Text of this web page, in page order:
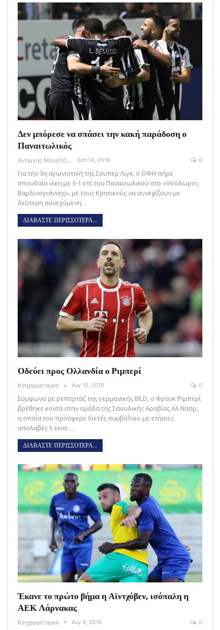
Δεν μπόρεσε να σπάσει την κακή παράδοση ο
Παναιτωλικός
Αντώνης Μουστάκας Σεπ 14, 2019 0
Για την 3η αγωνιστική της Σουπερ Λιγκ, ο ΟΦΗ πήρε
σπουδαία νίκη με 3-1 επί του Παναιτωλικού στο «Θεόδωρος
Βαρδινογιάννης», με τους Κρητικούς να συνεχίζουν με
δεύτερη συνεχόμενη…
ΔΙΑΒΑΣΤΕ ΠΕΡΙΣΣΟΤΕΡΑ...
Οδεύει προς Ολλανδία ο Ριμπερί
Kingsport team Αυγ 10, 2019 0
Σύμφωνα με ρεπορτάζ της γερμανικής BILD, ο Φρανκ Ριμπερί
βρέθηκε κοντά στην ομάδα της Σαουδικής Αραβίας Αλ Νασρ,
η οποία του πρόσφερε διετές συμβόλαιο με ετήσιες
απολαβές 5 εκατ.…
ΔΙΑΒΑΣΤΕ ΠΕΡΙΣΣΟΤΕΡΑ...
Έκανε το πρώτο βήμα η Αϊντχόβεν, ισόπαλη η
ΑΕΚ Λάρνακας
Kingsport team Αυγ 8, 2019 0